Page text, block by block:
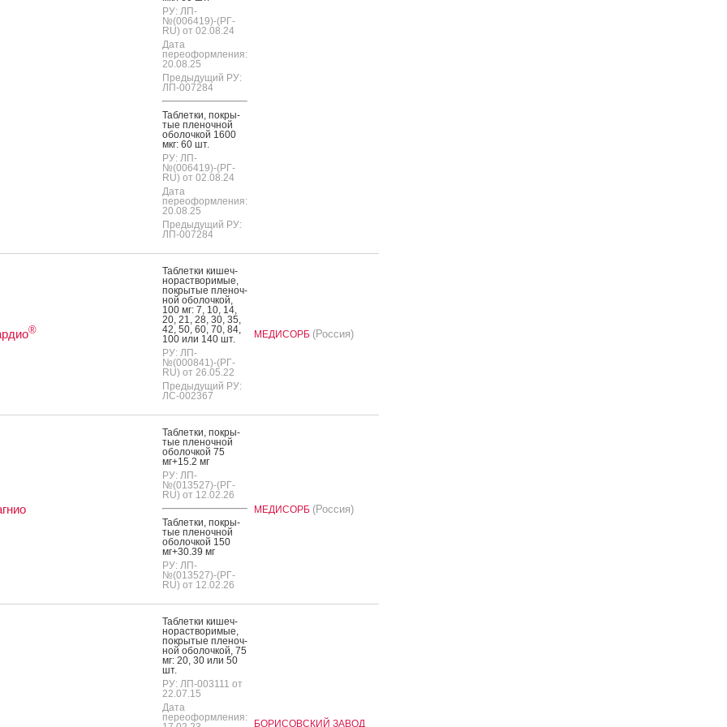
РУ: ЛП-
№(006419)-(РГ-
RU) от 02.08.24
Дата
переоформления:
20.08.25
Предыдущий РУ:
ЛП-007284
Таб­летки, пок­ры­
тые пле­ноч­ной
обо­лоч­кой 1600
мкг: 60 шт.
РУ: ЛП-
№(006419)-(РГ-
RU) от 02.08.24
Дата
переоформления:
20.08.25
Предыдущий РУ:
ЛП-007284
®
Таб­летки ки­шеч­
но­рас­тво­римые,
пок­ры­тые пле­ноч­
ной обо­лоч­кой,
100 мг: 7, 10, 14,
20, 21, 28, 30, 35,
42, 50, 60, 70, 84,
100 или 140 шт.
РУ: ЛП-
№(000841)-(РГ-
RU) от 26.05.22
Предыдущий РУ:
ЛС-002367
МЕДИСОРБ (Россия)
Таб­летки, пок­ры­
тые пле­ноч­ной
обо­лоч­кой 75
мг+15.2 мг
РУ: ЛП-
№(013527)-(РГ-
RU) от 12.02.26
Таб­летки, пок­ры­
тые пле­ноч­ной
обо­лоч­кой 150
мг+30.39 мг
РУ: ЛП-
№(013527)-(РГ-
RU) от 12.02.26
МЕДИСОРБ (Россия)
Таб­летки ки­шеч­
но­рас­тво­римые,
пок­ры­тые пле­ноч­
ной обо­лоч­кой, 75
мг: 20, 30 или 50
шт.
РУ: ЛП-003111 от
22.07.15
Дата
переоформления:
БОРИСОВСКИЙ ЗАВОД